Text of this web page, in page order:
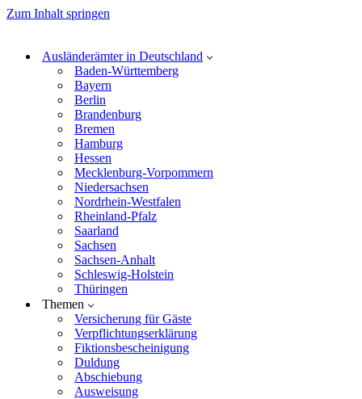
Zum Inhalt springen
Ausländerämter in Deutschland
Baden-Württemberg
Bayern
Berlin
Brandenburg
Bremen
Hamburg
Hessen
Mecklenburg-Vorpommern
Niedersachsen
Nordrhein-Westfalen
Rheinland-Pfalz
Saarland
Sachsen
Sachsen-Anhalt
Schleswig-Holstein
Thüringen
Themen
Versicherung für Gäste
Verpflichtungserklärung
Fiktionsbescheinigung
Duldung
Abschiebung
Ausweisung